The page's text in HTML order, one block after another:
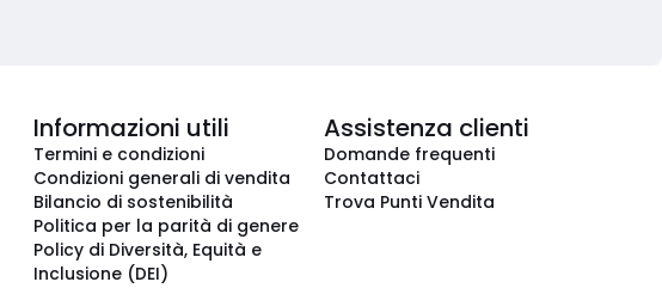
Informazioni utili
Termini e condizioni
Condizioni generali di vendita
Bilancio di sostenibilità
Politica per la parità di genere
Policy di Diversità, Equità e
Inclusione (DEI)
Assistenza clienti
Domande frequenti
Contattaci
Trova Punti Vendita